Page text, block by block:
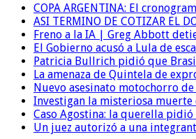
COPA ARGENTINA: El
ASI TERMINO DE COTIZAR EL
Freno a la IA | Greg Abbott
El Gobierno acusó a Lula de
Patricia Bullrich pidió que
La amenaza de Quintela de
Nuevo asesinato motochorro
Investigan la misteriosa muerte
Caso Agostina: la querella
Un juez autorizó a una